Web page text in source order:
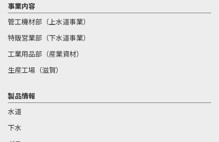
事業内容
管工機材部（上水道事業）
特販営業部（下水道事業）
工業用品部（産業資材）
生産工場（滋賀）
製品情報
水道
下水